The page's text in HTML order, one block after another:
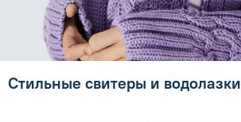
Стильные свитеры и водолазки